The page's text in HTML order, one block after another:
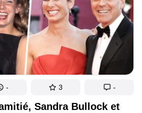
Sandra Bullock et
- 3 -